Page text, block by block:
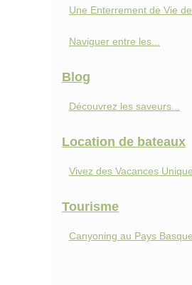
Une Enterrement de Vie
Naviguer entre les...
Blog
Découvrez les saveurs...
Location de bateaux
Vivez des Vacances
Tourisme
Canyoning au Pays Basque